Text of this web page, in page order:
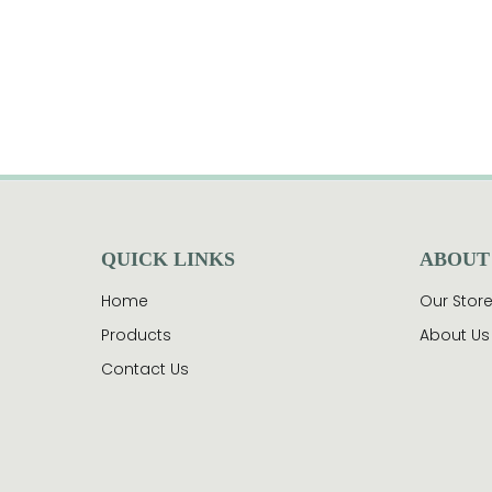
QUICK LINKS
Home
Products
Contact Us
ABOUT
Our Store
About Us